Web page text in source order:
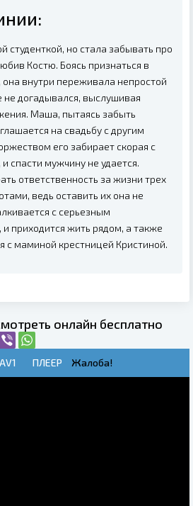
студенткой, но стала забывать про
Костю. Боясь признаться в
она внутри переживала непростой
догадывался, выслушивая
Маша, пытаясь забыть
на свадьбу с другим
его забирает скорая с
спасти мужчину не удается.
ответственность за жизни трех
ведь оставить их она не
с серьезным
приходится жить рядом, а также
с маминой крестницей Кристиной.
онлайн бесплатно
ПЛЕЕР Жалоба!